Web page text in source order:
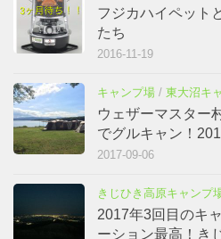
フジカハイペット
たち
2016-11-19
キャンプ場 / 東大沼キ
ウェザーマスター
でグルキャン！
2017-09-06
きじひき高原キャンプ
2017年3回目のキ
ーション最高！き